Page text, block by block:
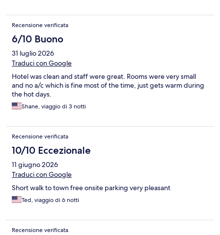
Recensione verificata
6/10 Buono
31 luglio 2026
Traduci con Google
Hotel was clean and staff were great. Rooms were very small
and no a/c which is fine most of the time, just gets warm during
the hot days.
Shane, viaggio di 3 notti
Recensione verificata
10/10 Eccezionale
11 giugno 2026
Traduci con Google
Short walk to town free onsite parking very pleasant
Ted, viaggio di 6 notti
Recensione verificata